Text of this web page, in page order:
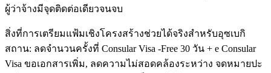
ผู้ว่าจ้างมีจุดติดต่อเดียวจนจบ
สิ่งที่การเตรียมแฟ้มเชิงโครงสร้างช่วยได้จริงสำหรับอุซเบกิ
สถาน: ลดจำนวนครั้งที่ Consular Visa -Free 30 วัน + e Consular
Visa ขอเอกสารเพิ่ม, ลดความไม่สอดคล้องระหว่าง จดหมายปะ